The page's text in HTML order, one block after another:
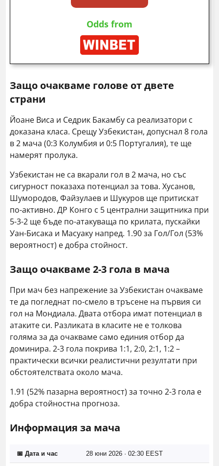
Odds from
Защо очакваме голове от двете
страни
Йоане Виса и Седрик Бакамбу са реализатори с
доказана класа. Срещу Узбекистан, допуснал 8 гола
в 2 мача (0:3 Колумбия и 0:5 Португалия), те ще
намерят пролука.
Узбекистан не са вкарали гол в 2 мача, но със
сигурност показаха потенциал за това. Хусанов,
Шумородов, Файзулаев и Шукуров ще притискат
по-активно. ДР Конго с 5 централни защитника при
5-3-2 ще бъде по-атакуваща по крилата, пускайки
Уан-Бисака и Масуаку напред. 1.90 за Гол/Гол (53%
вероятност) е добра стойност.
Защо очакваме 2-3 гола в мача
При мач без напрежение за Узбекистан очакваме
те да погледнат по-смело в тръсене на първия си
гол на Мондиала. Двата отбора имат потенциал в
атаките си. Разликата в класите не е толкова
голяма за да очакваме само единия отбор да
доминира. 2-3 гола покрива 1:1, 2:0, 2:1, 1:2 –
практически всички реалистични резултати при
обстоятелствата около мача.
1.91 (52% пазарна вероятност) за точно 2-3 гола е
добра стойностна прогноза.
Информация за мача
📅 Дата и час 28 юни 2026 · 02:30 EEST